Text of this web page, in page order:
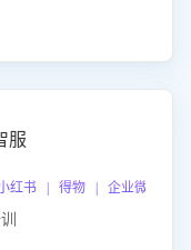
服
书 | 得物 | 企业微信